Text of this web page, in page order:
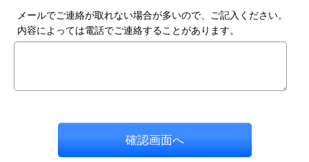
メールでご連絡が取れない場合が多いので、ご記入ください。
内容によっては電話でご連絡することがあります。
確認画面へ